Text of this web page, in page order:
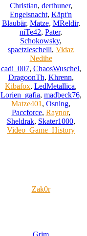
Christian, derthuner,
Engelsnacht, Käpt'n
Blaubär, Matze, MReldir,
niTe42, Pater,
Schokowsky,
spaetzleschelli, Vidaz
Nedihe
cadi_007, ChaosWuschel,
DragoonTh, Khrenn,
Kibafox, LedMetallica,
Lorien_gafia, madbeck76,
Matze401 , Osning,
Paccforce, Raynor,
Sheldrak, Skater1000,
Video_Game_History
Zak0r
Grim